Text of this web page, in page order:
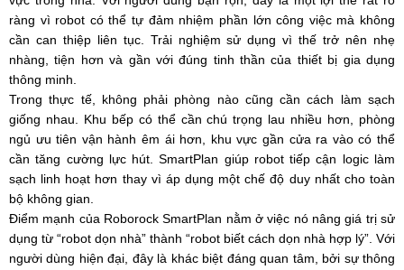
ràng vì robot có thể tự đảm nhiệm phần lớn công việc mà không
cần can thiệp liên tục. Trải nghiệm sử dụng vì thế trở nên nhẹ
nhàng, tiện hơn và gần với đúng tinh thần của thiết bị gia dụng
thông minh.
Trong thực tế, không phải phòng nào cũng cần cách làm sạch
giống nhau. Khu bếp có thể cần chú trọng lau nhiều hơn, phòng
ngủ ưu tiên vận hành êm ái hơn, khu vực gần cửa ra vào có thể
cần tăng cường lực hút. SmartPlan giúp robot tiếp cận logic làm
sạch linh hoạt hơn thay vì áp dụng một chế độ duy nhất cho toàn
bộ không gian.
Điểm mạnh của Roborock SmartPlan nằm ở việc nó nâng giá trị sử
dụng từ “robot dọn nhà” thành “robot biết cách dọn nhà hợp lý”. Với
người dùng hiện đại, đây là khác biệt đáng quan tâm, bởi sự thông